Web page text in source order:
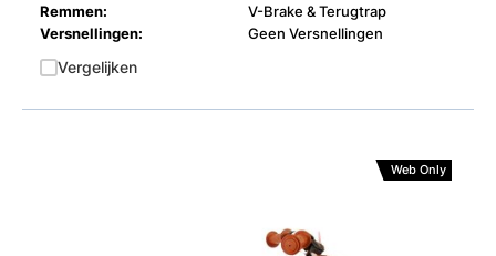
Remmen:
V-Brake & Terugtrap
Versnellingen:
Geen Versnellingen
Vergelijken
Web Only